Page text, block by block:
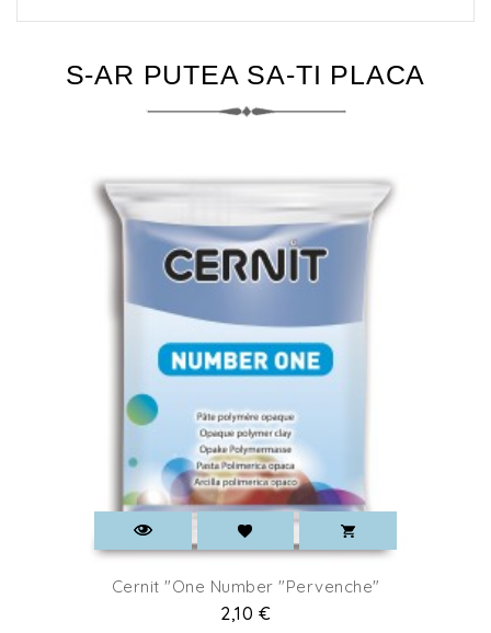
S-AR PUTEA SA-TI PLACA
Cernit "One Number "Pervenche"
2,10 €